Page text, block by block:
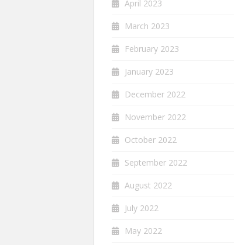
April 2023
March 2023
February 2023
January 2023
December 2022
November 2022
October 2022
September 2022
August 2022
July 2022
May 2022